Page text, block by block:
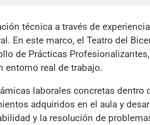
técnica a través de
En este marco, el Teatro del
de Prácticas Profesionalizantes,
entorno real de trabajo.
laborales concretas dentro
adquiridos en el aula y
y la resolución de